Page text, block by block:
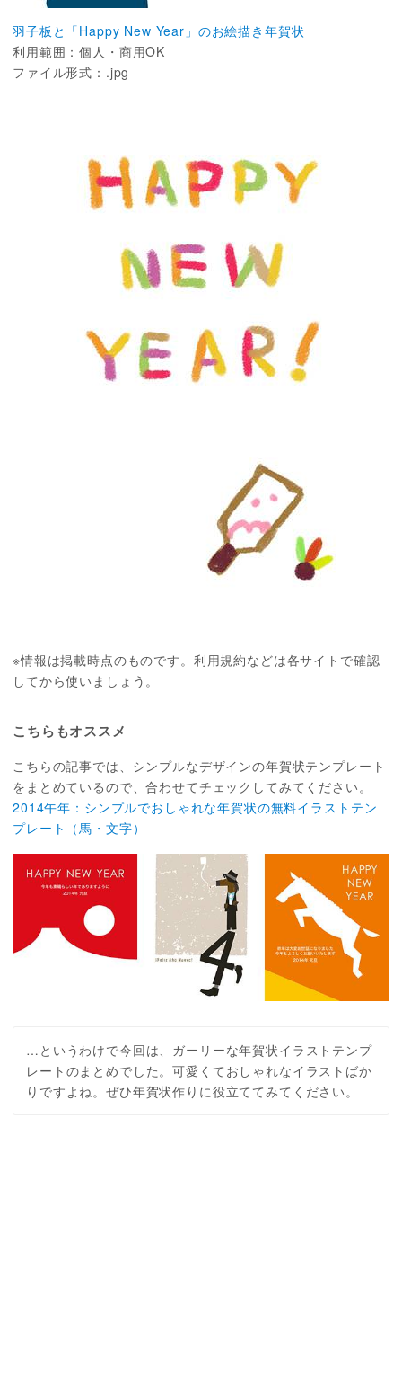
羽子板と「Happy New Year」のお絵描き年賀状
利用範囲：個人・商用OK
ファイル形式：.jpg
※情報は掲載時点のものです。利用規約などは各サイトで確認
してから使いましょう。
こちらもオススメ
こちらの記事では、シンプルなデザインの年賀状テンプレート
をまとめているので、合わせてチェックしてみてください。
2014午年：シンプルでおしゃれな年賀状の無料イラストテン
プレート（馬・文字）
…というわけで今回は、ガーリーな年賀状イラストテンプ
レートのまとめでした。可愛くておしゃれなイラストばか
りですよね。ぜひ年賀状作りに役立ててみてください。